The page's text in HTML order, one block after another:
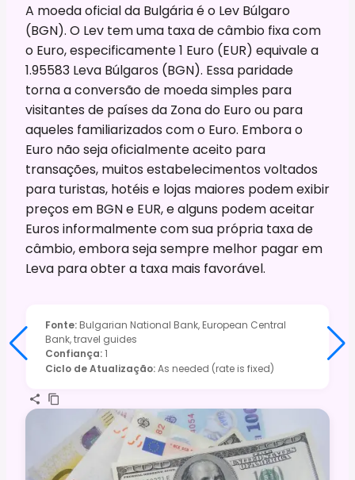
A moeda oficial da Bulgária é o Lev Búlgaro
(BGN). O Lev tem uma taxa de câmbio fixa com
o Euro, especificamente 1 Euro (EUR) equivale a
1.95583 Leva Búlgaros (BGN). Essa paridade
torna a conversão de moeda simples para
visitantes de países da Zona do Euro ou para
aqueles familiarizados com o Euro. Embora o
Euro não seja oficialmente aceito para
transações, muitos estabelecimentos voltados
para turistas, hotéis e lojas maiores podem exibir
preços em BGN e EUR, e alguns podem aceitar
Euros informalmente com sua própria taxa de
câmbio, embora seja sempre melhor pagar em
Leva para obter a taxa mais favorável.
Fonte: Bulgarian National Bank, European Central
Bank, travel guides
Confiança:1
Ciclo de Atualização:As needed (rate is fixed)